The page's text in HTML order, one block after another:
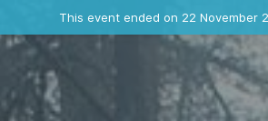
Contact the organizer
INFO
This event ended on 22 November